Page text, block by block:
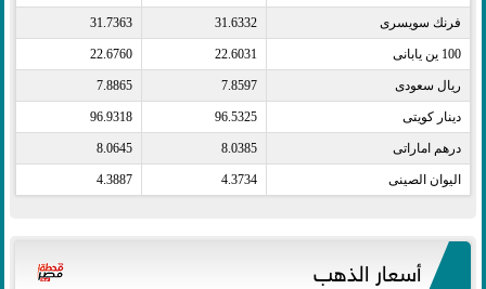
فرنك سويسرى​ 31.6332
31.7363
100 ين يابانى​ 22.6031
22.6760
ريال سعودى​ 7.8597
7.8865
دينار كويتى​ 96.5325
96.9318
درهم اماراتى​ 8.0385
8.0645
اليوان الصينى​ 4.3734
4.3887
أسعار الذهب